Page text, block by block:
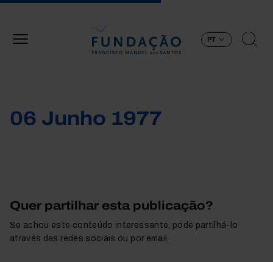
PT
06 Junho 1977
Quer partilhar esta publicação?
Se achou este conteúdo interessante, pode partilhá-lo
através das redes sociais ou por email.